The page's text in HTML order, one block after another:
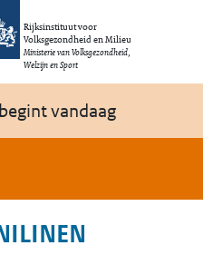
Rijksinstituut voor
Volksgezondheid en Milieu
Ministerie van Volksgezondheid,
Welzijn en Sport
begint vandaag